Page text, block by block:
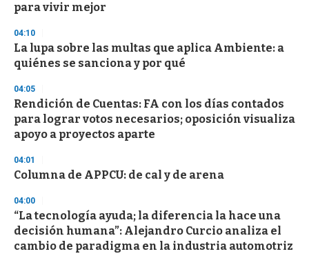
para vivir mejor
04:10
La lupa sobre las multas que aplica Ambiente: a
quiénes se sanciona y por qué
04:05
Rendición de Cuentas: FA con los días contados
para lograr votos necesarios; oposición visualiza
apoyo a proyectos aparte
04:01
Columna de APPCU: de cal y de arena
04:00
“La tecnología ayuda; la diferencia la hace una
decisión humana”: Alejandro Curcio analiza el
cambio de paradigma en la industria automotriz